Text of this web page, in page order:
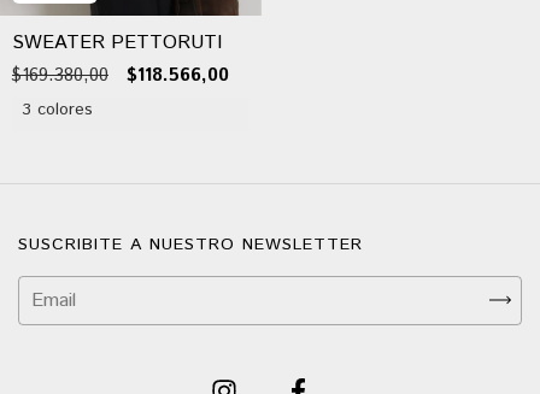
SWEATER PETTORUTI
$169.380,00 $118.566,00
3 colores
SUSCRIBITE A NUESTRO NEWSLETTER